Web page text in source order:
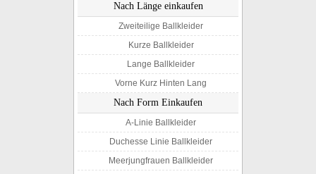
Nach Länge einkaufen
Zweiteilige Ballkleider
Kurze Ballkleider
Lange Ballkleider
Vorne Kurz Hinten Lang
Nach Form Einkaufen
A-Linie Ballkleider
Duchesse Linie Ballkleider
Meerjungfrauen Ballkleider